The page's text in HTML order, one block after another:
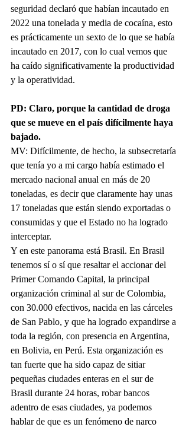
seguridad declaró que habían incautado en
2022 una tonelada y media de cocaína, esto
es prácticamente un sexto de lo que se había
incautado en 2017, con lo cual vemos que
ha caído significativamente la productividad
y la operatividad.
PD: Claro, porque la cantidad de droga
que se mueve en el país difícilmente haya
bajado.
MV: Difícilmente, de hecho, la subsecretaría
que tenía yo a mi cargo había estimado el
mercado nacional anual en más de 20
toneladas, es decir que claramente hay unas
17 toneladas que están siendo exportadas o
consumidas y que el Estado no ha logrado
interceptar.
Y en este panorama está Brasil. En Brasil
tenemos sí o sí que resaltar el accionar del
Primer Comando Capital, la principal
organización criminal al sur de Colombia,
con 30.000 efectivos, nacida en las cárceles
de San Pablo, y que ha logrado expandirse a
toda la región, con presencia en Argentina,
en Bolivia, en Perú. Esta organización es
tan fuerte que ha sido capaz de sitiar
pequeñas ciudades enteras en el sur de
Brasil durante 24 horas, robar bancos
adentro de esas ciudades, ya podemos
hablar de que es un fenómeno de narco